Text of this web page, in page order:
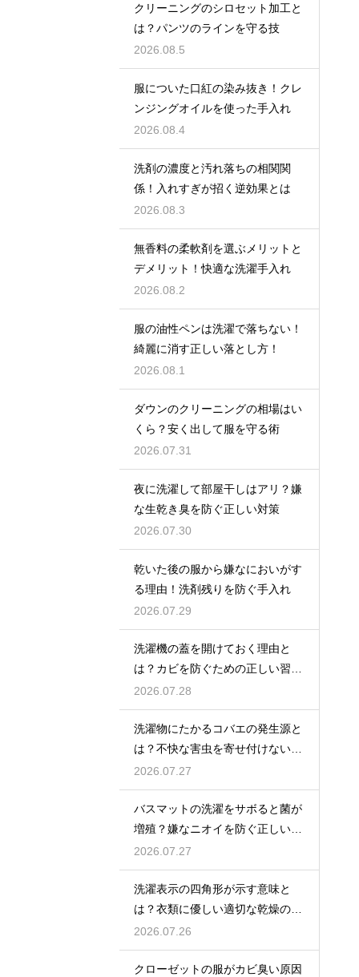
クリーニングのシロセット加工と
は？パンツのラインを守る技
2026.08.5
服についた口紅の染み抜き！クレ
ンジングオイルを使った手入れ
2026.08.4
洗剤の濃度と汚れ落ちの相関関
係！入れすぎが招く逆効果とは
2026.08.3
無香料の柔軟剤を選ぶメリットと
デメリット！快適な洗濯手入れ
2026.08.2
服の油性ペンは洗濯で落ちない！
綺麗に消す正しい落とし方！
2026.08.1
ダウンのクリーニングの相場はい
くら？安く出して服を守る術
2026.07.31
夜に洗濯して部屋干しはアリ？嫌
な生乾き臭を防ぐ正しい対策
2026.07.30
乾いた後の服から嫌なにおいがす
る理由！洗剤残りを防ぐ手入れ
2026.07.29
洗濯機の蓋を開けておく理由と
は？カビを防ぐための正しい習慣
とコツ
2026.07.28
洗濯物にたかるコバエの発生源と
は？不快な害虫を寄せ付けないた
めの対策
2026.07.27
バスマットの洗濯をサボると菌が
増殖？嫌なニオイを防ぐ正しいケ
ア方法
2026.07.27
洗濯表示の四角形が示す意味と
は？衣類に優しい適切な乾燥の方
法を解説
2026.07.26
クローゼットの服がカビ臭い原因